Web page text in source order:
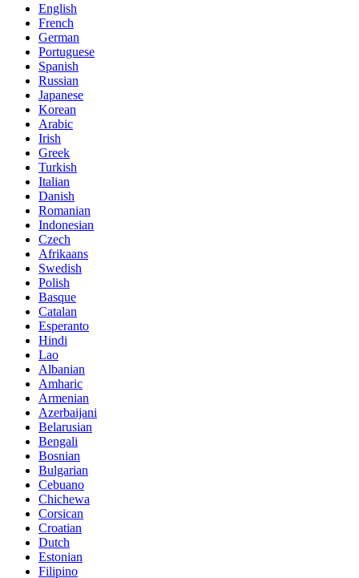
English
French
German
Portuguese
Spanish
Russian
Japanese
Korean
Arabic
Irish
Greek
Turkish
Italian
Danish
Romanian
Indonesian
Czech
Afrikaans
Swedish
Polish
Basque
Catalan
Esperanto
Hindi
Lao
Albanian
Amharic
Armenian
Azerbaijani
Belarusian
Bengali
Bosnian
Bulgarian
Cebuano
Chichewa
Corsican
Croatian
Dutch
Estonian
Filipino